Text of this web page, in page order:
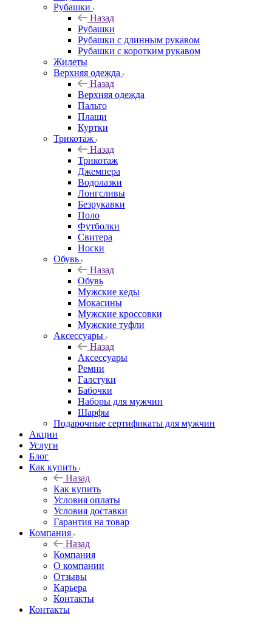
Рубашки
Назад
Рубашки
Рубашки с длинным рукавом
Рубашки с коротким рукавом
Жилеты
Верхняя одежда
Назад
Верхняя одежда
Пальто
Плащи
Куртки
Трикотаж
Назад
Трикотаж
Джемпера
Водолазки
Лонгсливы
Безрукавки
Поло
Футболки
Свитера
Носки
Обувь
Назад
Обувь
Мужские кеды
Мокасины
Мужские кроссовки
Мужские туфли
Аксессуары
Назад
Аксессуары
Ремни
Галстуки
Бабочки
Наборы для мужчин
Шарфы
Подарочные сертификаты для мужчин
Акции
Услуги
Блог
Как купить
Назад
Как купить
Условия оплаты
Условия доставки
Гарантия на товар
Компания
Назад
Компания
О компании
Отзывы
Карьера
Контакты
Контакты